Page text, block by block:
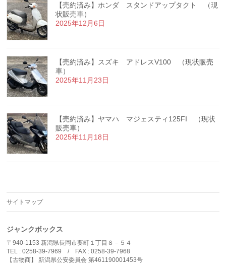
【売約済み】ホンダ スタンドアップタクト （現
状販売車）
2025年12月6日
【売約済み】スズキ アドレスV100 （現状販売
車）
2025年11月23日
【売約済み】ヤマハ マジェスティ125FI （現状
販売車）
2025年11月18日
サイトマップ
ジャンクボックス
〒940-1153 新潟県長岡市要町１丁目８－５４
TEL : 0258-39-7969 / FAX : 0258-39-7968
【古物商】 新潟県公安委員会 第461190001453号